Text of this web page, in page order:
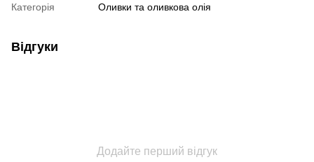
Категорія Оливки та оливкова олія
Відгуки
Додайте перший відгук